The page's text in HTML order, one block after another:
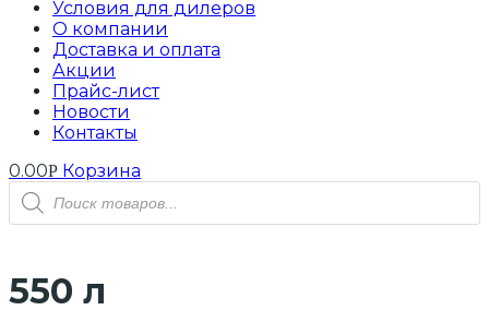
Условия для дилеров
О компании
Доставка и оплата
Акции
Прайс-лист
Новости
Контакты
0.00Р Корзина
Поиск
товаров
550 л